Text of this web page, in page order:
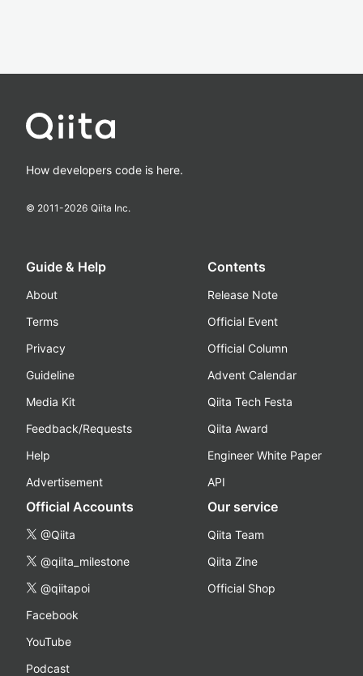
How developers code is here.
© 2011-2026 Qiita Inc.
Guide & Help
About
Terms
Privacy
Guideline
Media Kit
Feedback/Requests
Help
Advertisement
Contents
Release Note
Official Event
Official Column
Advent Calendar
Qiita Tech Festa
Qiita Award
Engineer White Paper
API
Official Accounts
@Qiita
@qiita_milestone
@qiitapoi
Facebook
YouTube
Podcast
Our service
Qiita Team
Qiita Zine
Official Shop